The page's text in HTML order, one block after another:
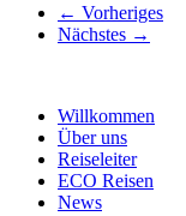
← Vorheriges
Nächstes →
Willkommen
Über uns
Reiseleiter
ECO Reisen
News